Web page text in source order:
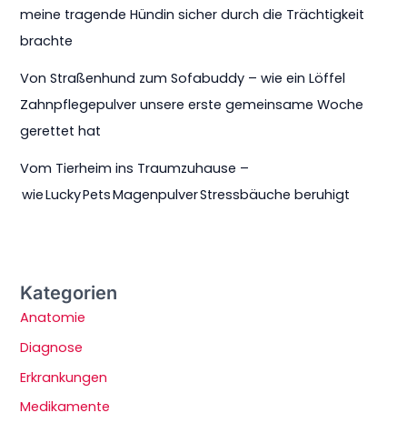
meine tragende Hündin sicher durch die Trächtigkeit
brachte
Von Straßenhund zum Sofabuddy – wie ein Löffel
Zahnpflegepulver unsere erste gemeinsame Woche
gerettet hat
Vom Tierheim ins Traumzuhause –
wie Lucky Pets Magenpulver Stressbäuche beruhigt
Kategorien
Anatomie
Diagnose
Erkrankungen
Medikamente